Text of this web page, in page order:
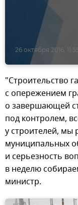
26 октября 2016,
"Строительство
с опережением
о завершающей
под контролем,
у строителей, мы
муниципальных
и серьезность
в неделю
министр.